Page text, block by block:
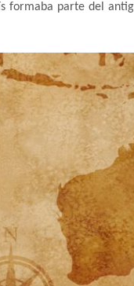
formaba parte del